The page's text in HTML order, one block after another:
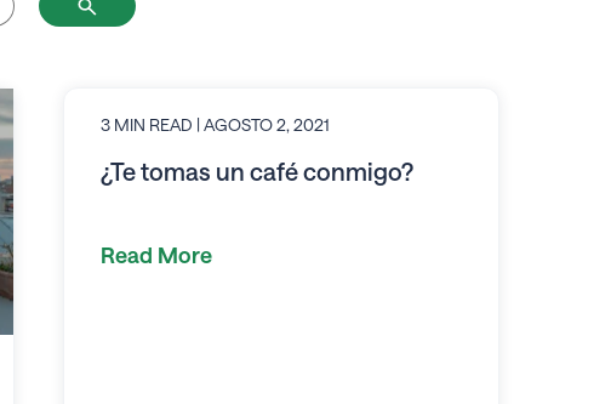
3 MIN READ | AGOSTO 2, 2021
¿Te tomas un café conmigo?
Read More